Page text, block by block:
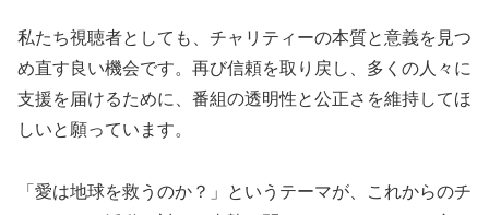
私たち視聴者としても、チャリティーの本質と意義を見つ
め直す良い機会です。再び信頼を取り戻し、多くの人々に
支援を届けるために、番組の透明性と公正さを維持してほ
しいと願っています。
「愛は地球を救うのか？」というテーマが、これからのチ